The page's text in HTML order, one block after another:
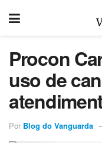
Procon
uso de
Por Blog do Vanguarda